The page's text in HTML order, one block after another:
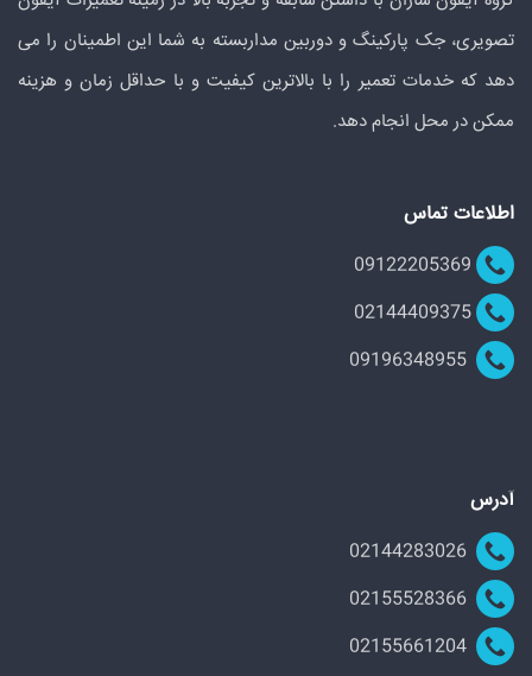
تصویری، جک پارکینگ و دوربین مداربسته به شما این اطمینان را می
دهد که خدمات تعمیر را با بالاترین کیفیت و با حداقل زمان و هزینه
ممکن در محل انجام دهد.
اطلاعات تماس
آدرس